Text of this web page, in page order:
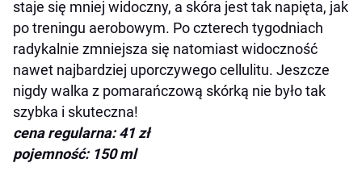
staje się mniej widoczny, a skóra jest tak napięta, jak
po treningu aerobowym. Po czterech tygodniach
radykalnie zmniejsza się natomiast widoczność
nawet najbardziej uporczywego cellulitu. Jeszcze
nigdy walka z pomarańczową skórką nie było tak
szybka i skuteczna!
cena regularna: 41 zł
pojemność: 150 ml